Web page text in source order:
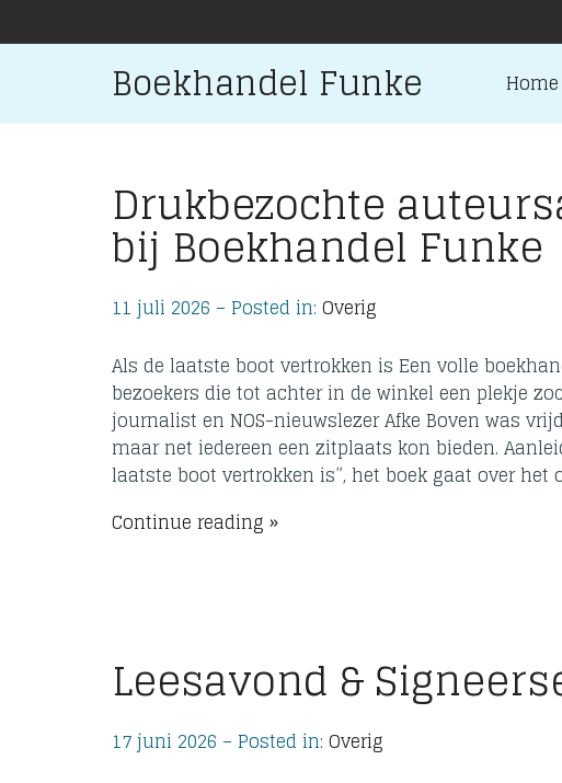
Boekhandel Funke Home
Drukbezochte
bij Boekhandel Funke
11 juli 2026 – Posted in: Overig
Als de laatste boot vertrokken is Een volle
bezoekers die tot achter in de winkel een plekje
journalist en NOS-nieuwslezer Afke Boven was
maar net iedereen een zitplaats kon bieden.
laatste boot vertrokken is”, het boek gaat over het
Continue reading
Leesavond &
17 juni 2026 – Posted in: Overig